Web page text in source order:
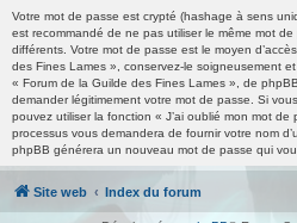
Votre mot de passe est crypté (hashage à sens
est recommandé de ne pas utiliser le même mot
différents. Votre mot de passe est le moyen
des Fines Lames », conservez-le soigneusement
« Forum de la Guilde des Fines Lames », de
demander légitimement votre mot de passe. Si
pouvez utiliser la fonction « J’ai oublié mon mot
processus vous demandera de fournir votre nom
phpBB générera un nouveau mot de passe qui
Site web Index du forum